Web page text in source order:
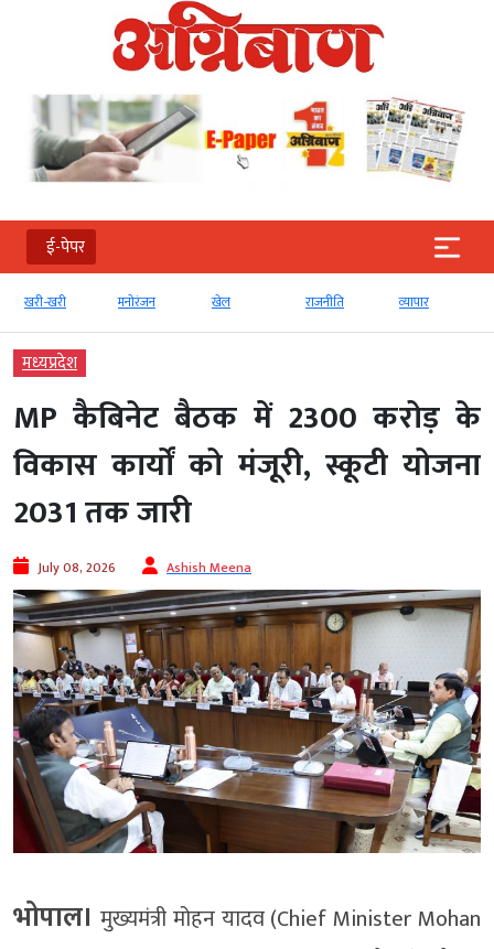
ई-पेपर
मनोरंजन खेल राजनीति व्‍यापार टेक्‍नोलॉजी
मध्‍यप्रदेश
MP कैबिनेट बैठक में 2300 करोड़ के
विकास कार्यों को मंजूरी, स्कूटी योजना
2031 तक जारी
July 08, 2026 Ashish Meena
भोपाल। मुख्यमंत्री मोहन यादव (Chief Minister Mohan